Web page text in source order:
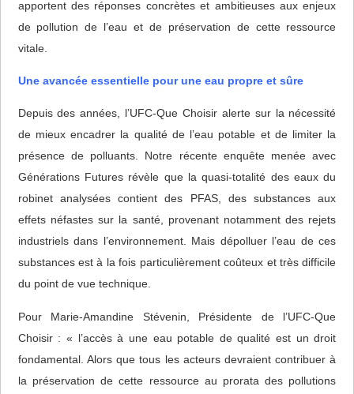
apportent des réponses concrètes et ambitieuses aux enjeux
de pollution de l’eau et de préservation de cette ressource
vitale.
Une avancée essentielle pour une eau propre et sûre
Depuis des années, l’UFC-Que Choisir alerte sur la nécessité
de mieux encadrer la qualité de l’eau potable et de limiter la
présence de polluants. Notre récente enquête menée avec
Générations Futures révèle que la quasi-totalité des eaux du
robinet analysées contient des PFAS, des substances aux
effets néfastes sur la santé, provenant notamment des rejets
industriels dans l’environnement. Mais dépolluer l’eau de ces
substances est à la fois particulièrement coûteux et très difficile
du point de vue technique.
Pour Marie-Amandine Stévenin, Présidente de l’UFC-Que
Choisir : « l’accès à une eau potable de qualité est un droit
fondamental. Alors que tous les acteurs devraient contribuer à
la préservation de cette ressource au prorata des pollutions